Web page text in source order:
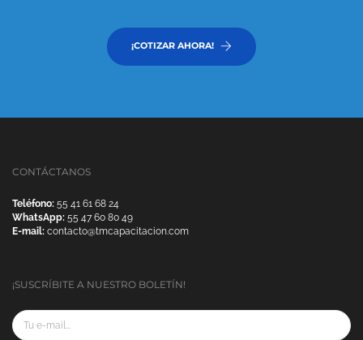
¡COTIZAR AHORA!
CONTÁCTANOS
Teléfono: 55 41 61 68 24
WhatsApp: 55 47 60 80 49
E-mail: contacto@tmcapacitacion.com
¡SUSCRÍBITE A NUESTRO BOLETÍN!